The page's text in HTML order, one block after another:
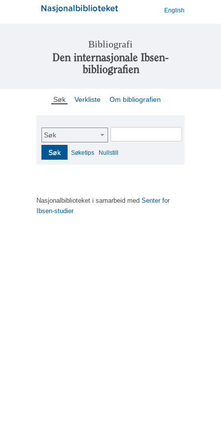
English
Bibliografi
Den internasjonale Ibsen-
bibliografien
Søk Verkliste Om bibliografien
Søk
Søk Søketips Nullstill
Nasjonalbiblioteket i samarbeid med Senter for
Ibsen-studier